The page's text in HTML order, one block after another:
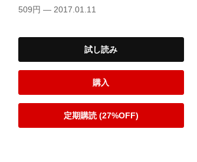
509円 — 2017.01.11
試し読み
購入
定期購読 (27%OFF)